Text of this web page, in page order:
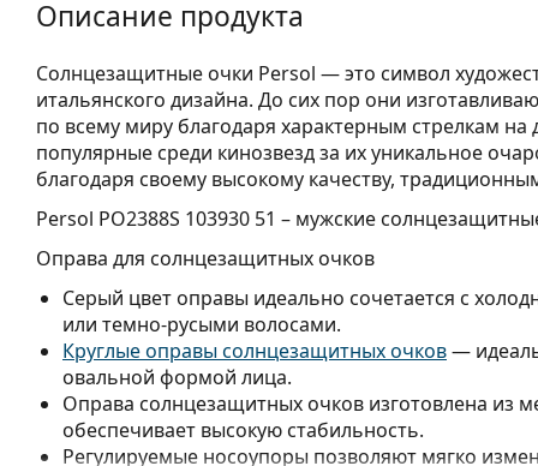
Описание продукта
Солнцезащитные очки Persol — это символ
итальянского дизайна. До сих пор они
по всему миру благодаря характерным стрелкам
популярные среди кинозвезд за их уникальное
благодаря своему высокому качеству,
Persol PO2388S 103930 51 – мужские
Оправа для солнцезащитных очков
Серый цвет оправы идеально сочетается с
или темно-русыми волосами.
Круглые оправы солнцезащитных очков—
овальной формой лица.
Оправа солнцезащитных очков изготовлена из
обеспечивает высокую стабильность.
Регулируемые носоупоры позволяют мягко